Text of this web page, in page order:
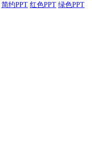
简约PPT 红色PPT 绿色PPT